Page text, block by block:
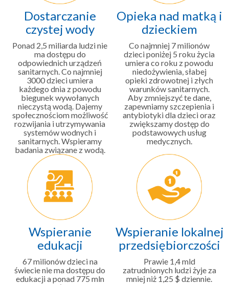
Dostarczanie
czystej wody
Ponad 2,5 miliarda ludzi nie
ma dostępu do
odpowiednich urządzeń
sanitarnych. Co najmniej
3000 dzieci umiera
każdego dnia z powodu
biegunek wywołanych
nieczystą wodą. Dajemy
społecznościom możliwość
rozwijania i utrzymywania
systemów wodnych i
sanitarnych. Wspieramy
badania związane z wodą.
Opieka nad matką i
dzieckiem
Co najmniej 7 milionów
dzieci poniżej 5 roku życia
umiera co roku z powodu
niedożywienia, słabej
opieki zdrowotnej i złych
warunków sanitarnych.
Aby zmniejszyć te dane,
zapewniamy szczepienia i
antybiotyki dla dzieci oraz
zwiększamy dostęp do
podstawowych usług
medycznych.
Wspieranie
edukacji
67 milionów dzieci na
świecie nie ma dostępu do
edukacji a ponad 775 mln
Wspieranie lokalnej
przedsiębiorczości
Prawie 1,4 mld
zatrudnionych ludzi żyje za
mniej niż 1,25 $ dziennie.